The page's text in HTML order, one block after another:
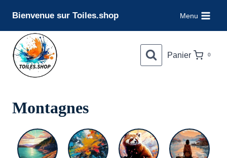
contenu
Bienvenue sur Toiles.shop Menu
Panier 0
Montagnes